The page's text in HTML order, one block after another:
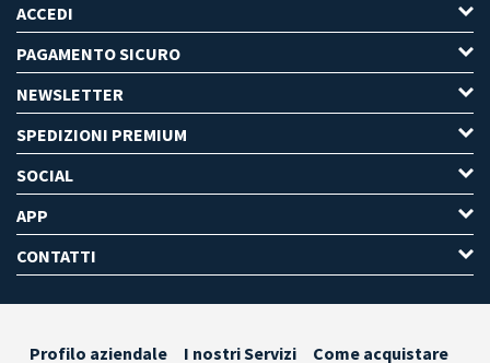
ACCEDI
PAGAMENTO SICURO
NEWSLETTER
SPEDIZIONI PREMIUM
SOCIAL
APP
CONTATTI
Profilo aziendale I nostri Servizi Come acquistare